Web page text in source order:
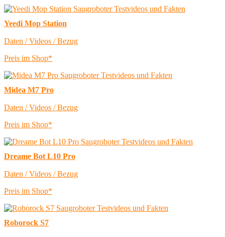
Yeedi Mop Station
Daten / Videos / Bezug
Preis im Shop*
Midea M7 Pro
Daten / Videos / Bezug
Preis im Shop*
Dreame Bot L10 Pro
Daten / Videos / Bezug
Preis im Shop*
Roborock S7